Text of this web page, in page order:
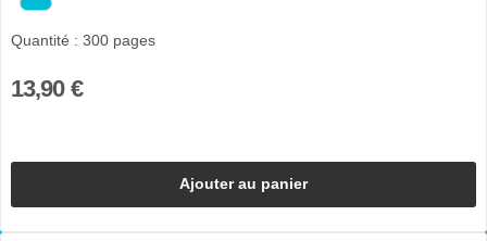
Quantité : 300 pages
13,90 €
Ajouter au panier